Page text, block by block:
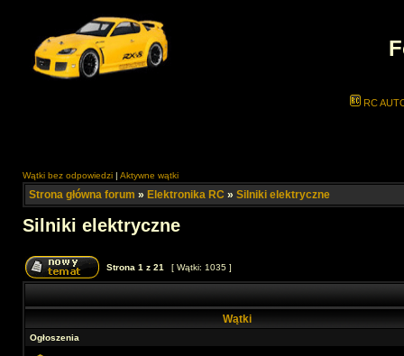
RC
Wątki bez odpowiedzi | Aktywne wątki
Strona główna forum » Elektronika RC » Silniki elektryczne
Silniki elektryczne
Strona 1 z 21 [ Wątki: 1035 ]
Wątki
Ogłoszenia